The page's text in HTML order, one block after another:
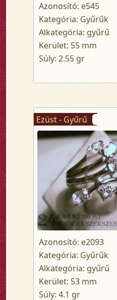
Azonosító: e545
Kategória: Gyűrűk
Alkategória: gyűrű
Kerület: 55 mm
Súly: 2.55 gr
Ezüst - Gyűrű
Azonosító: e2093
Kategória: Gyűrűk
Alkategória: gyűrű
Kerület: 53 mm
Súly: 4.1 gr